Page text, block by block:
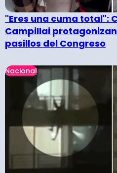
"Eres una cuma total":
Campillai
pasillos del Congreso
Nacional